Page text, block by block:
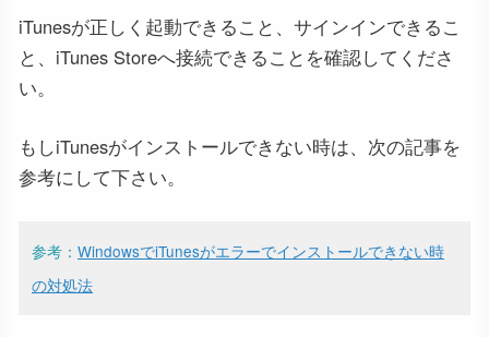
iTunesが正しく起動できること、サインインできるこ
と、iTunes Storeへ接続できることを確認してくださ
い。
もしiTunesがインストールできない時は、次の記事を
参考にして下さい。
参考： WindowsでiTunesがエラーでインストールできない時
の対処法